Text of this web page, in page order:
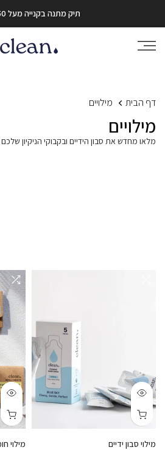
לתוכן
תיק מתנה בקנייה מעל 350 ש״ח
דף הבית מילויים
מילויים
מלאו מחדש את סבון הידיים ובקבוקי הניקיון שלכם
מילוי סבון ידיים
מילוי